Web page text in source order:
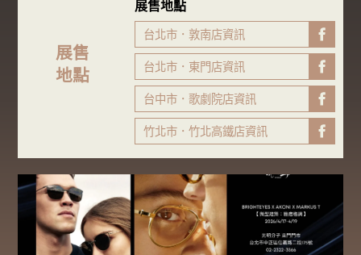
展售
地點
展售地點
台北市．敦南店資訊
台北市．東門店資訊
台中市．歌劇院店資訊FB粉專
竹北市．竹北高鐵店資訊
FB粉專